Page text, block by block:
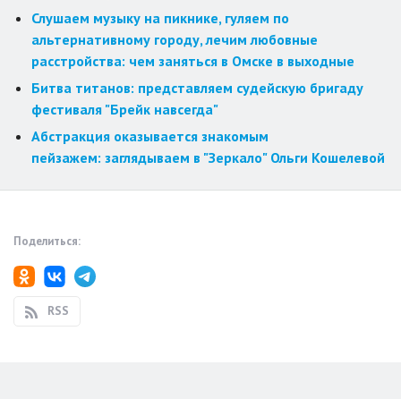
Слушаем музыку на пикнике, гуляем по
альтернативному городу, лечим любовные
расстройства: чем заняться в Омске в выходные
Битва титанов: представляем судейскую бригаду
фестиваля "Брейк навсегда"
Абстракция оказывается знакомым
пейзажем: заглядываем в "Зеркало" Ольги Кошелевой
Поделиться:
RSS